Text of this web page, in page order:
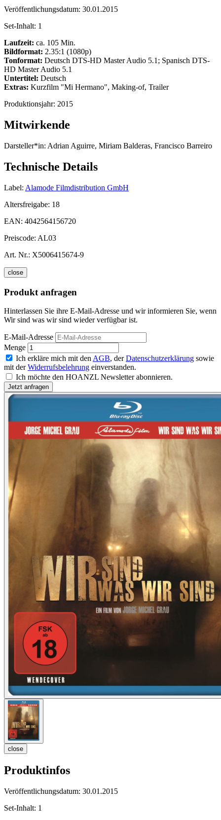
Veröffentlichungsdatum: 30.01.2015
Set-Inhalt: 1
Laufzeit: ca. 105 Min.
Bildformat: 2.35:1 (1080p)
Tonformat: Deutsch DTS-HD Master Audio 5.1; Spanisch DTS-
HD Master Audio 5.1
Untertitel: Deutsch
Extras: Kurzfilm "Mi Hermano", Making-of, Trailer
Produktionsjahr: 2015
Mitwirkende
Darsteller*in: Adrian Aguirre, Miriam Balderas, Francisco Barreiro
Technische Details
Label: Alamode Filmdistribution GmbH
Altersfreigabe: 18
EAN: 4042564156720
Preiscode: AL03
Art. Nr.: X5006415674-9
close
Produkt anfragen
Hinterlassen Sie ihre E-Mail-Adresse und wir informieren Sie, wenn
Wir sind was wir sind wieder verfügbar ist.
E-Mail-Adresse
Menge
Ich erkläre mich mit den AGB, derDatenschutzerklärung sowie
mit derWiderrufsbelehrung einverstanden.
Ich möchte den HOANZL Newsletter abonnieren.
close
Produktinfos
Veröffentlichungsdatum: 30.01.2015
Set-Inhalt: 1